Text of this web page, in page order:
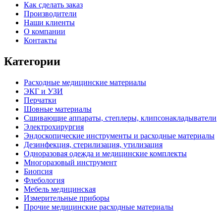
Как сделать заказ
Производители
Наши клиенты
О компании
Контакты
Категории
Расходные медицинские материалы
ЭКГ и УЗИ
Перчатки
Шовные материалы
Сшивающие аппараты, степлеры, клипсонакладыватели
Электрохирургия
Эндоскопические инструменты и расходные материалы
Дезинфекция, стерилизация, утилизация
Одноразовая одежда и медицинские комплекты
Многоразовый инструмент
Биопсия
Флебология
Мебель медицинская
Измерительные приборы
Прочие медицинские расходные материалы